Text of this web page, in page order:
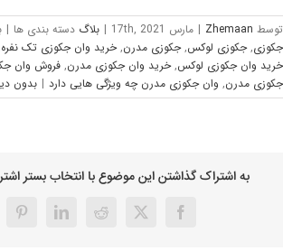
Zhemaan
| مارس 17th, 2021 | بلاگدسته بندی ها |
,جکوزی لوکس,جکوزی مدرن,خرید وان جکوزی تک نفره,
وان جکوزی لوکس,خرید وان جکوزی مدرن,فروش وان
مدرن,وان جکوزی مدرن چه ویژگی هایی دارد | بدون
به اشتراک گذاشتن این موضوع با انتخاب بستر